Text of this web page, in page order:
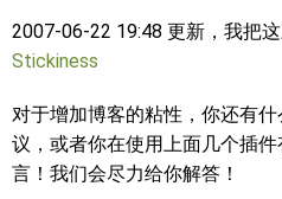
2007-06-22 19:48 更新，我把
Stickiness
对于增加博客的粘性，你还有
议，或者你在使用上面几个插
言！我们会尽力给你解答！